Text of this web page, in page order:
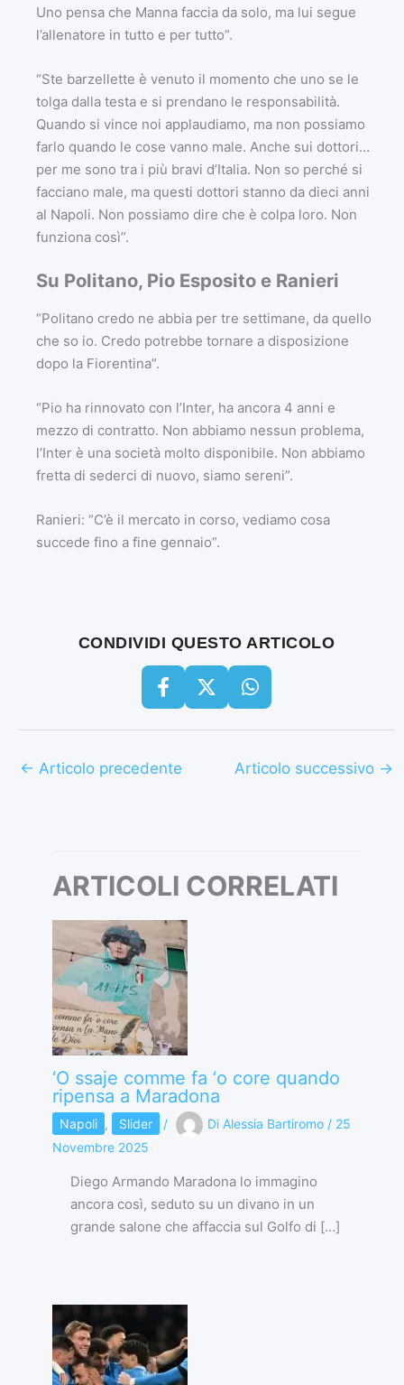
Uno pensa che Manna faccia da solo, ma lui segue
l’allenatore in tutto e per tutto”.
“Ste barzellette è venuto il momento che uno se le
tolga dalla testa e si prendano le responsabilità.
Quando si vince noi applaudiamo, ma non possiamo
farlo quando le cose vanno male. Anche sui dottori…
per me sono tra i più bravi d’Italia. Non so perché si
facciano male, ma questi dottori stanno da dieci anni
al Napoli. Non possiamo dire che è colpa loro. Non
funziona così”.
Su Politano, Pio Esposito e Ranieri
“Politano credo ne abbia per tre settimane, da quello
che so io. Credo potrebbe tornare a disposizione
dopo la Fiorentina”.
“Pio ha rinnovato con l’Inter, ha ancora 4 anni e
mezzo di contratto. Non abbiamo nessun problema,
l’Inter è una società molto disponibile. Non abbiamo
fretta di sederci di nuovo, siamo sereni”.
Ranieri: “C’è il mercato in corso, vediamo cosa
succede fino a fine gennaio”.
CONDIVIDI QUESTO ARTICOLO
← Articolo precedente Articolo successivo →
ARTICOLI CORRELATI
‘O ssaje comme fa ‘o core quando
ripensa a Maradona
Napoli , Slider / Di Alessia Bartiromo / 25
Novembre 2025
Diego Armando Maradona lo immagino
ancora così, seduto su un divano in un
grande salone che affaccia sul Golfo di […]